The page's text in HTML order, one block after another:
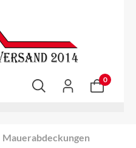
0
Mauerabdeckungen